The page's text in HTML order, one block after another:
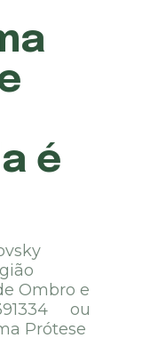
é
Ombro e
ou
Prótese